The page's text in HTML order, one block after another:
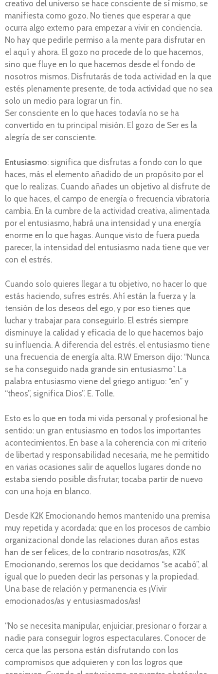
creativo del universo se hace consciente de sí mismo, se
manifiesta como gozo. No tienes que esperar a que
ocurra algo externo para empezar a vivir en conciencia.
No hay que pedirle permiso a la mente para disfrutar en
el aquí y ahora. El gozo no procede de lo que hacemos,
sino que fluye en lo que hacemos desde el fondo de
nosotros mismos. Disfrutarás de toda actividad en la que
estés plenamente presente, de toda actividad que no sea
solo un medio para lograr un fin.
Ser consciente en lo que haces todavía no se ha
convertido en tu principal misión. El gozo de Ser es la
alegría de ser consciente.
Entusiasmo: significa que disfrutas a fondo con lo que
haces, más el elemento añadido de un propósito por el
que lo realizas. Cuando añades un objetivo al disfrute de
lo que haces, el campo de energía o frecuencia vibratoria
cambia. En la cumbre de la actividad creativa, alimentada
por el entusiasmo, habrá una intensidad y una energía
enorme en lo que hagas. Aunque visto de fuera pueda
parecer, la intensidad del entusiasmo nada tiene que ver
con el estrés.
Cuando solo quieres llegar a tu objetivo, no hacer lo que
estás haciendo, sufres estrés. Ahí están la fuerza y la
tensión de los deseos del ego, y por eso tienes que
luchar y trabajar para conseguirlo. El estrés siempre
disminuye la calidad y eficacia de lo que hacemos bajo
su influencia. A diferencia del estrés, el entusiasmo tiene
una frecuencia de energía alta. R.W Emerson dijo: “Nunca
se ha conseguido nada grande sin entusiasmo”. La
palabra entusiasmo viene del griego antiguo: “en” y
“theos”, significa Dios”. E. Tolle.
Esto es lo que en toda mi vida personal y profesional he
sentido: un gran entusiasmo en todos los importantes
acontecimientos. En base a la coherencia con mi criterio
de libertad y responsabilidad necesaria, me he permitido
en varias ocasiones salir de aquellos lugares donde no
estaba siendo posible disfrutar; tocaba partir de nuevo
con una hoja en blanco.
Desde K2K Emocionando hemos mantenido una premisa
muy repetida y acordada: que en los procesos de cambio
organizacional donde las relaciones duran años estas
han de ser felices, de lo contrario nosotros/as, K2K
Emocionando, seremos los que decidamos “se acabó”, al
igual que lo pueden decir las personas y la propiedad.
Una base de relación y permanencia es ¡Vivir
emocionados/as y entusiasmados/as!
“No se necesita manipular, enjuiciar, presionar o forzar a
nadie para conseguir logros espectaculares. Conocer de
cerca que las persona están disfrutando con los
compromisos que adquieren y con los logros que